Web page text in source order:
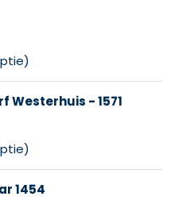
Westerhuis - 1571
1454